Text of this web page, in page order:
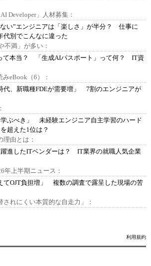
Developer」人材募集：
い”エンジニアは「楽しさ」が半分？ 仕事に
代別でこんなに違った
不満」が多い：
て本当？ 「生成AIパスポート」って何？ IT資
eBook（6）：
代、新職種FDEが需要増」 7割のエンジニアが
ぶべき」 未経験エンジニア自主学習のハード
超えた1位は？
理由とは：
進したITベンダーは？ IT業界の就職人気企業
年上半期ニュース：
てOJT負担増」 複数の調査で露呈した現場の苦
れにくい本質的な自走力」：
利用規約